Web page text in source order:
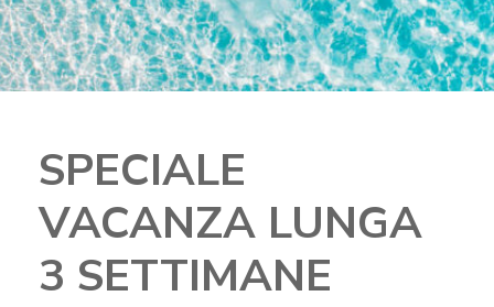
SPECIALE
VACANZA LUNGA
3 SETTIMANE